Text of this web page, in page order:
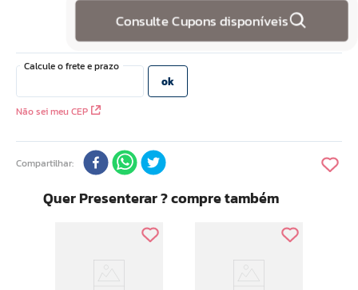
Consulte Cupons disponíveis
Não sei meu CEP
Compartilhar
Quer Presenterar ? compre também